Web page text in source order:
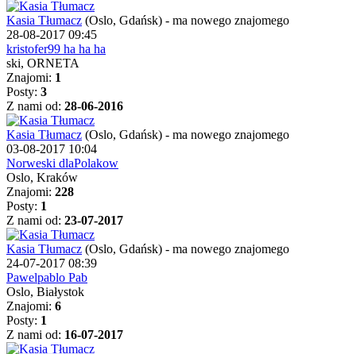
Kasia Tłumacz (Oslo, Gdańsk) - ma nowego znajomego
28-08-2017 09:45
kristofer99 ha ha ha
ski, ORNETA
Znajomi: 1
Posty: 3
Z nami od: 28-06-2016
Kasia Tłumacz (Oslo, Gdańsk) - ma nowego znajomego
03-08-2017 10:04
Norweski dlaPolakow
Oslo, Kraków
Znajomi: 228
Posty: 1
Z nami od: 23-07-2017
Kasia Tłumacz (Oslo, Gdańsk) - ma nowego znajomego
24-07-2017 08:39
Pawelpablo Pab
Oslo, Białystok
Znajomi: 6
Posty: 1
Z nami od: 16-07-2017